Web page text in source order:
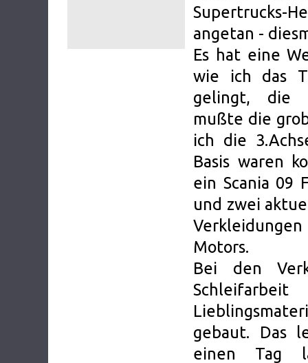
angetan -
Es hat eine
wie ich das
gelingt, die
mußte die
ich die
Basis waren
ein Scania 09
und zwei
Motors.
Bei den
gebaut. Das
einen Tag